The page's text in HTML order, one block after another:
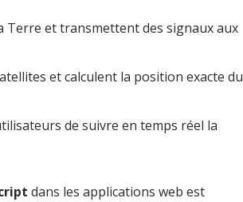
Terre et transmettent des signaux aux
et calculent la position exacte du
de suivre en temps réel la
dans les applications web est